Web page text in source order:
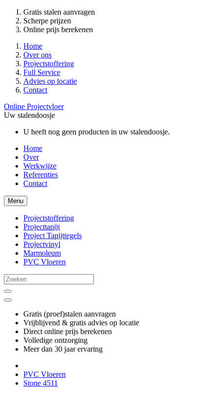
Gratis stalen aanvragen
Scherpe prijzen
Online prijs berekenen
Home
Over ons
Projectstoffering
Full Service
Advies op locatie
Contact
Online Projectvloer
Uw stalendoosje
U heeft nog geen producten in uw stalendoosje.
Home
Over
Werkwijze
Referenties
Contact
Menu
Projectstoffering
Projecttapijt
Project Tapijttegels
Projectvinyl
Marmoleum
PVC Vloeren
Gratis (proef)stalen aanvragen
Vrijblijvend & gratis advies op locatie
Direct online prijs berekenen
Volledige ontzorging
Meer dan 30 jaar ervaring
PVC Vloeren
Stone 4511